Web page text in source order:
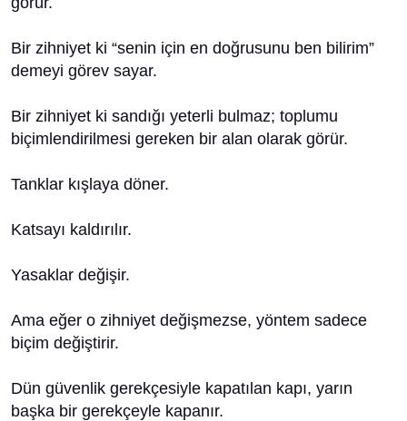
Bir zihniyet ki “senin için en doğrusunu ben bilirim”
demeyi görev sayar.
Bir zihniyet ki sandığı yeterli bulmaz; toplumu
biçimlendirilmesi gereken bir alan olarak görür.
Tanklar kışlaya döner.
Katsayı kaldırılır.
Yasaklar değişir.
Ama eğer o zihniyet değişmezse, yöntem sadece
biçim değiştirir.
Dün güvenlik gerekçesiyle kapatılan kapı, yarın
başka bir gerekçeyle kapanır.